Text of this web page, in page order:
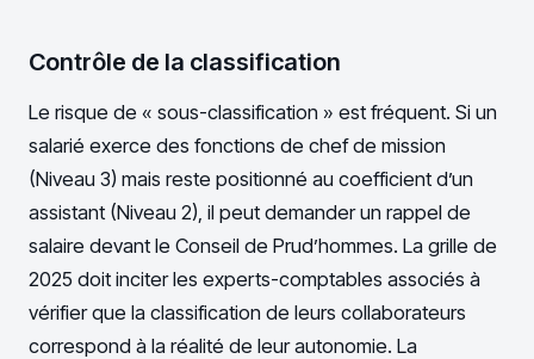
Contrôle de la classification
Le risque de « sous-classification » est fréquent. Si un
salarié exerce des fonctions de chef de mission
(Niveau 3) mais reste positionné au coefficient d’un
assistant (Niveau 2), il peut demander un rappel de
salaire devant le Conseil de Prud’hommes. La grille de
2025 doit inciter les experts-comptables associés à
vérifier que la classification de leurs collaborateurs
correspond à la réalité de leur autonomie. La